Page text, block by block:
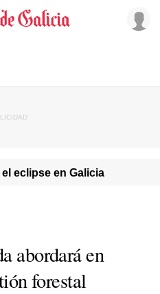
eclipse en Galicia
abordará en
forestal